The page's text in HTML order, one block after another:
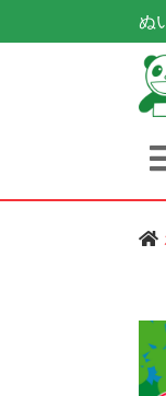
ぬ